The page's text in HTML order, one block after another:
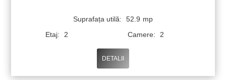
Suprafața utilă: 52.9 mp
Etaj:
2 Camere: 2
DETALII